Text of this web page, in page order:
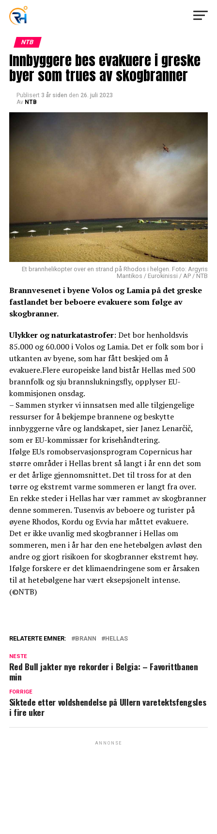
NTB
Innbyggere bes evakuere i greske
byer som trues av skogbranner
Publisert 3 år siden den 26. juli 2023
Av NTB
Et brannhelikopter over en strand på Rhodos i helgen. Foto: Argyris
Mantikos / Eurokinissi / AP / NTB
Brannvesenet i byene Volos og Lamia på det greske
fastlandet ber beboere evakuere som følge av
skogbranner.
Ulykker og naturkatastrofer: Det bor henholdsvis
85.000 og 60.000 i Volos og Lamia. Det er folk som bor i
utkanten av byene, som har fått beskjed om å
evakuere.Flere europeiske land bistår Hellas med 500
brannfolk og sju brannslukningsfly, opplyser EU-
kommisjonen onsdag.
– Sammen styrker vi innsatsen med alle tilgjengelige
ressurser for å bekjempe brannene og beskytte
innbyggerne våre og landskapet, sier Janez Lenarčič,
som er EU-kommissær for krisehåndtering.
Ifølge EUs romobservasjonsprogram Copernicus har
større områder i Hellas brent så langt i år enn det som
er det årlige gjennomsnittet. Det til tross for at den
tørre og ekstremt varme sommeren er langt fra over.
En rekke steder i Hellas har vær rammet av skogbranner
denne sommeren. Tusenvis av beboere og turister på
øyene Rhodos, Kordu og Evvia har måttet evakuere.
Det er ikke uvanlig med skogbranner i Hellas om
sommeren, men i år har den ene hetebølgen avløst den
andre og gjort risikoen for skogbranner ekstremt høy.
Ifølge forskere er det klimaendringene som er årsaken
til at hetebølgene har vært eksepsjonelt intense.
(©NTB)
RELATERTE EMNER: BRANN HELLAS
NESTE
Red Bull jakter nye rekorder i Belgia: – Favorittbanen
min
FORRIGE
Siktede etter voldshendelse på Ullern varetektsfengsles
i fire uker
ANNONSE